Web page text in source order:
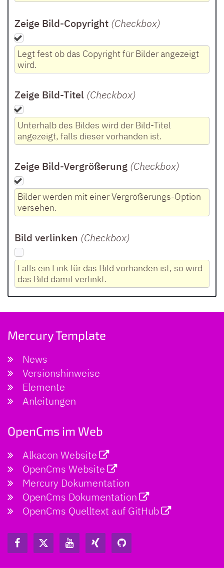
Zeige Bild-Copyright (Checkbox)
Legt fest ob das Copyright für Bilder angezeigt
wird.
Zeige Bild-Titel (Checkbox)
Unterhalb des Bildes wird der Bild-Titel
angezeigt, falls dieser vorhanden ist.
Zeige Bild-Vergrößerung (Checkbox)
Bilder werden mit einer Vergrößerungs-Option
versehen.
Bild verlinken (Checkbox)
Falls ein Link für das Bild vorhanden ist, so wird
das Bild damit verlinkt.
Mercury Template
News
Versionshinweise
Elemente
Anleitungen
OpenCms im Web
Alkacon Website
OpenCms Website
Mercury Dokumentation
OpenCms Dokumentation
OpenCms Quelltext auf GitHub